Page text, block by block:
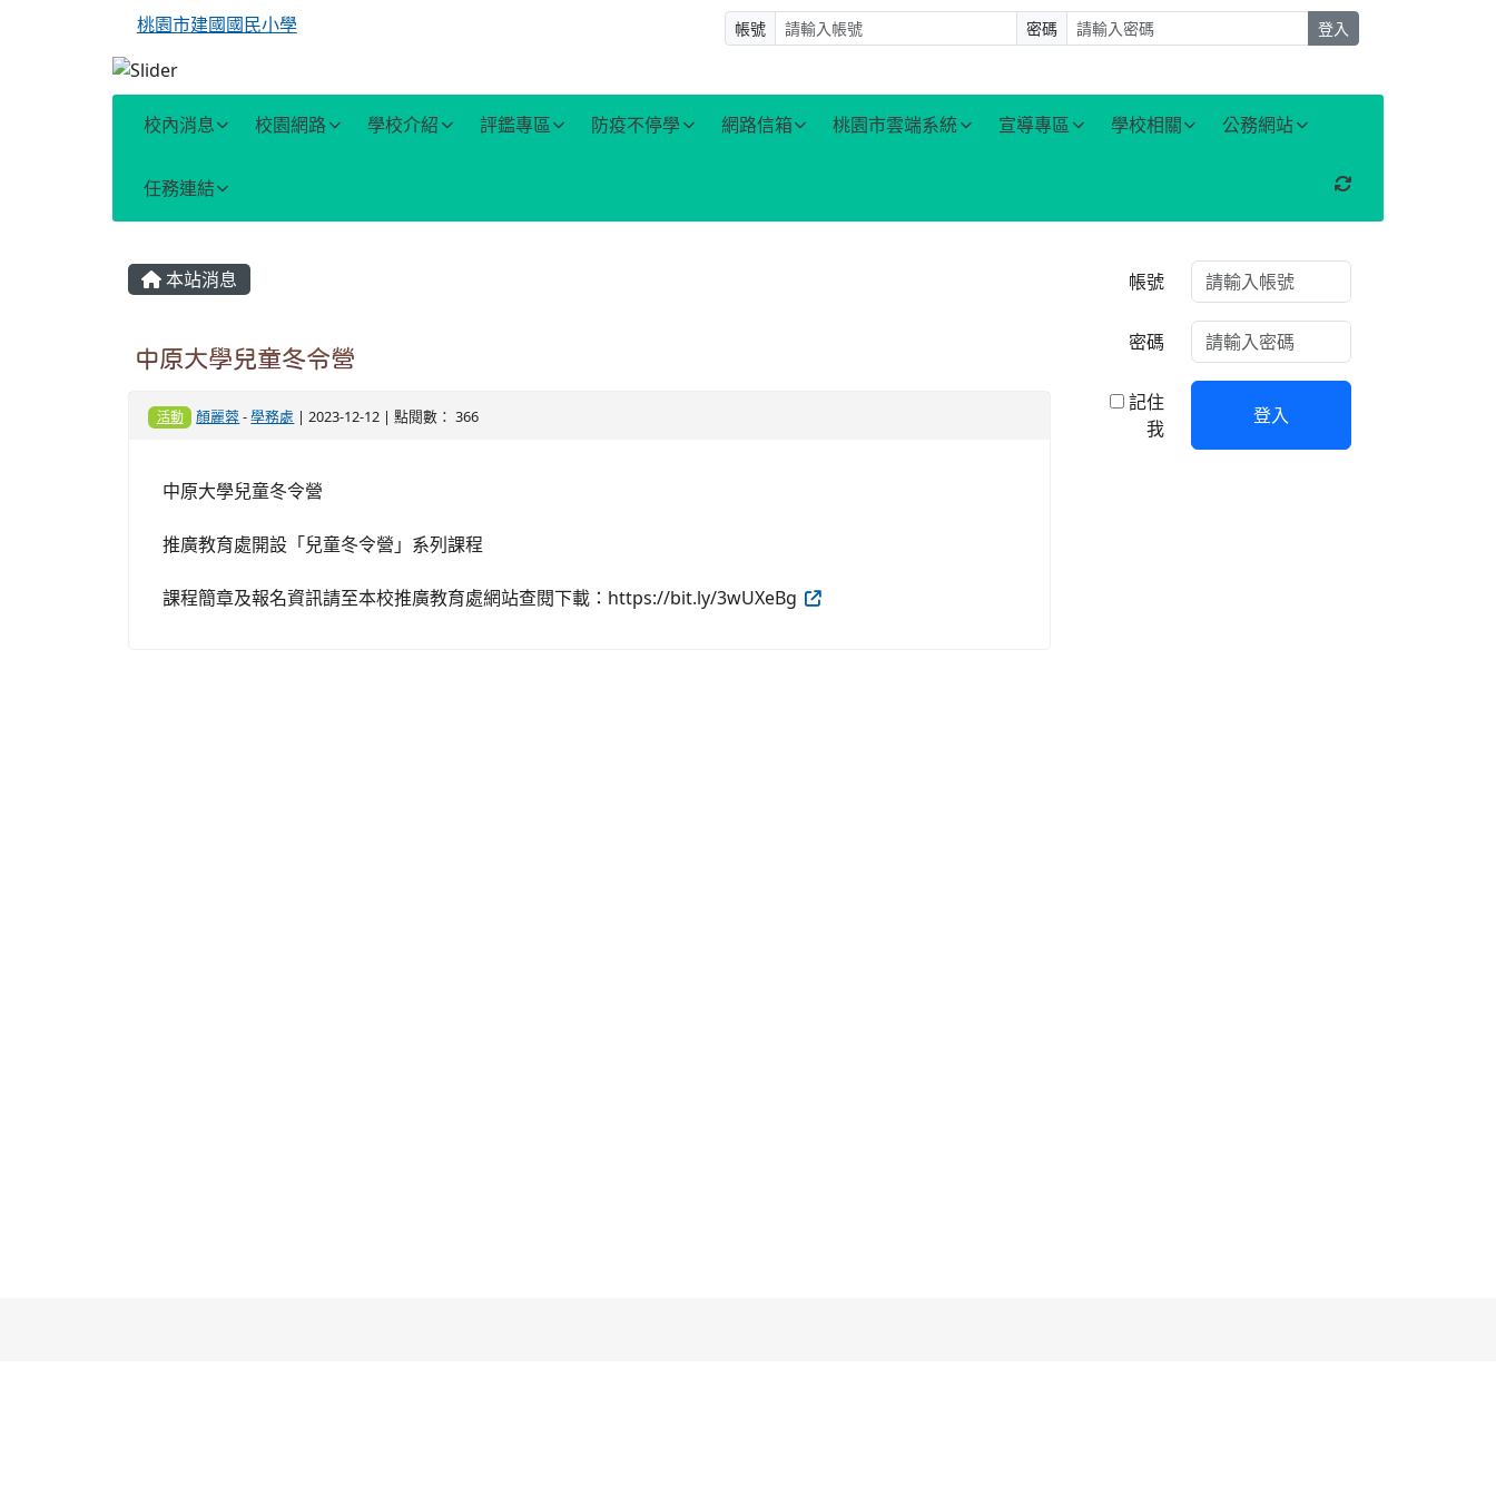
桃園市建國國民小學 帳號 密碼 登入
校內消息 校園網路 學校介紹 評鑑專區 防疫不停學 網路信箱 桃園市雲端系統 宣導專區 學校相關 公務網站
任務連結 重新取得佈景設定
主內容區域
本站消息
中原大學兒童冬令營
活動 顏麗蓉-學務處 | 2023-12-12 | 點閱數： 366
中原大學兒童冬令營
推廣教育處開設「兒童冬令營」系列課程
課程簡章及報名資訊請至本校推廣教育處網站查閱下載：https://bit.ly/3wUXeBg
右邊區域內容
帳號
密碼
記住
我
登入